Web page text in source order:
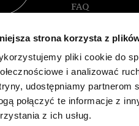
strona korzysta z
pliki cookie do
i analizować
udostępniamy partnerom
połączyć te informacje z
z ich usług.
FAQ
REGULAMIN
MOJE KONTO
KOSZYK
KONTAKT